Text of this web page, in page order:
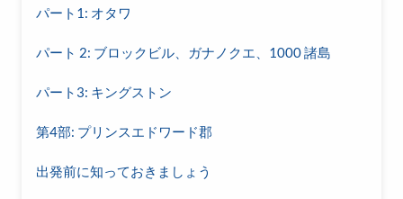
パート1: オタワ
パート 2: ブロックビル、ガナノクエ、1000 諸島
パート3: キングストン
第4部: プリンスエドワード郡
出発前に知っておきましょう